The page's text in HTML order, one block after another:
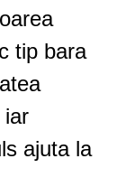
tip bara
iar
ajuta la